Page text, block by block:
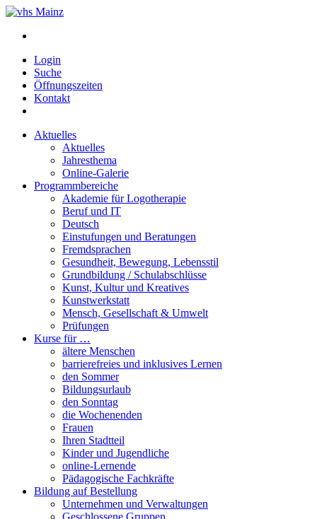
Login
Suche
Öffnungszeiten
Kontakt
Aktuelles
Aktuelles
Jahresthema
Online-Galerie
Programmbereiche
Akademie für Logotherapie
Beruf und IT
Deutsch
Einstufungen und Beratungen
Fremdsprachen
Gesundheit, Bewegung, Lebensstil
Grundbildung / Schulabschlüsse
Kunst, Kultur und Kreatives
Kunstwerkstatt
Mensch, Gesellschaft & Umwelt
Prüfungen
Kurse für …
ältere Menschen
barrierefreies und inklusives Lernen
den Sommer
Bildungsurlaub
den Sonntag
die Wochenenden
Frauen
Ihren Stadtteil
Kinder und Jugendliche
online-Lernende
Pädagogische Fachkräfte
Bildung auf Bestellung
Unternehmen und Verwaltungen
Geschlossene Gruppen